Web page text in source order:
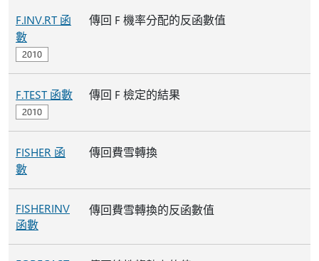
F.INV.RT 函
數
傳回 F 機率分配的反函數值
F.TEST 函數 傳回 F 檢定的結果
FISHER 函
數
傳回費雪轉換
FISHERINV
函數
傳回費雪轉換的反函數值